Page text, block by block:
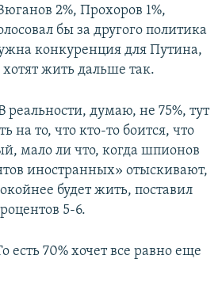
2%, Прохоров 1%,
бы за другого политика
конкуренция для Путина,
жить дальше так.
реальности, думаю, не 75%, тут
на то, что кто-то боится, что
мало ли что, когда шпионов
иностранных» отыскивают,
будет жить, поставил
5-6.
есть 70% хочет все равно еще